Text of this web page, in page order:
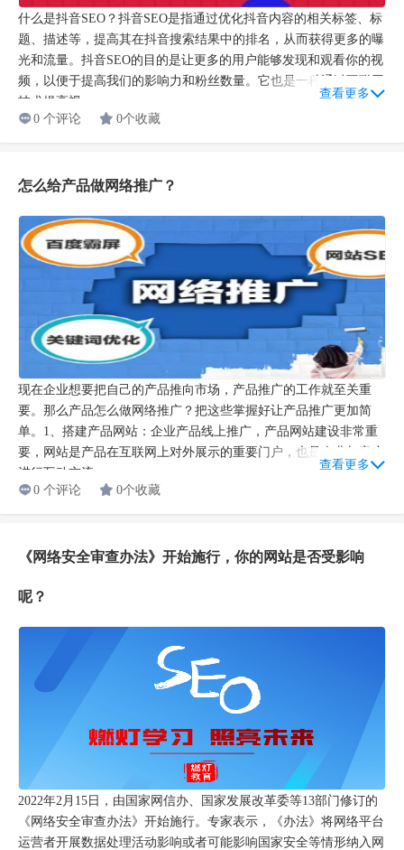
什么是抖音SEO？抖音SEO是指通过优化抖音内容的相关标签、标
题、描述等，提高其在抖音搜索结果中的排名，从而获得更多的曝
光和流量。抖音SEO的目的是让更多的用户能够发现和观看你的视
频，以便于提高我们的影响力和粉丝数量。它也是一种通过互联网
技术提高视...
查看更多
0 个评论
0个收藏
怎么给产品做网络推广？
现在企业想要把自己的产品推向市场，产品推广的工作就至关重
要。那么产品怎么做网络推广？把这些掌握好让产品推广更加简
单。1、搭建产品网站：企业产品线上推广，产品网站建设非常重
要，网站是产品在互联网上对外展示的重要门户，也是企业与客户
进行互动交流...
查看更多
0 个评论
0个收藏
《网络安全审查办法》开始施行，你的网站是否受影响
呢？
2022年2月15日，由国家网信办、国家发展改革委等13部门修订的
《网络安全审查办法》开始施行。专家表示，《办法》将网络平台
运营者开展数据处理活动影响或者可能影响国家安全等情形纳入网